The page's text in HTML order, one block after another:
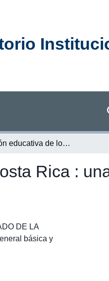
Situación educativa de los territorios indígenas de Costa Rica : una mirada en profundidad en la DRE de Sulá
Rica :
DE LA
básica y